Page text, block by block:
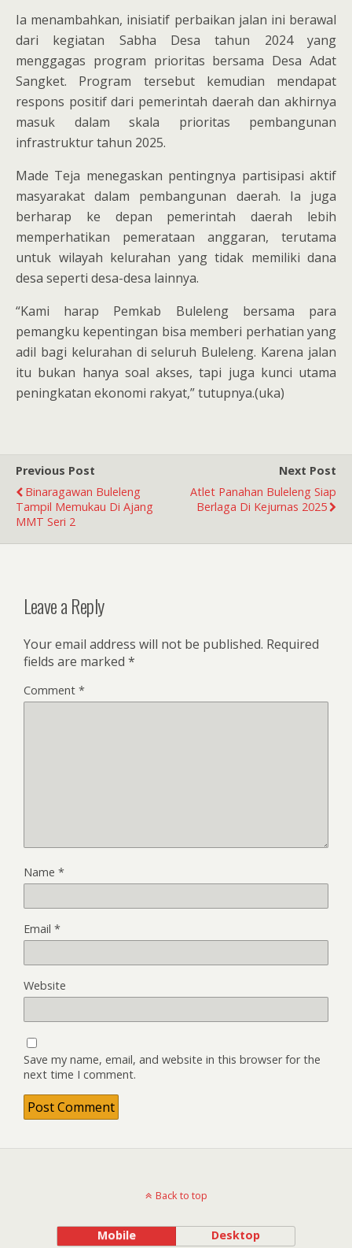
Ia menambahkan, inisiatif perbaikan jalan ini berawal
dari kegiatan Sabha Desa tahun 2024 yang
menggagas program prioritas bersama Desa Adat
Sangket. Program tersebut kemudian mendapat
respons positif dari pemerintah daerah dan akhirnya
masuk dalam skala prioritas pembangunan
infrastruktur tahun 2025.
Made Teja menegaskan pentingnya partisipasi aktif
masyarakat dalam pembangunan daerah. Ia juga
berharap ke depan pemerintah daerah lebih
memperhatikan pemerataan anggaran, terutama
untuk wilayah kelurahan yang tidak memiliki dana
desa seperti desa-desa lainnya.
“Kami harap Pemkab Buleleng bersama para
pemangku kepentingan bisa memberi perhatian yang
adil bagi kelurahan di seluruh Buleleng. Karena jalan
itu bukan hanya soal akses, tapi juga kunci utama
peningkatan ekonomi rakyat,” tutupnya.(uka)
Previous Post
Binaragawan Buleleng
Tampil Memukau Di Ajang
MMT Seri 2
Next Post
Atlet Panahan Buleleng Siap
Berlaga Di Kejurnas 2025
Leave a Reply
Your email address will not be published. Required
fields are marked *
Comment *
Name *
Email *
Website
Save my name, email, and website in this browser for the
next time I comment.
Back to top
Mobile Desktop